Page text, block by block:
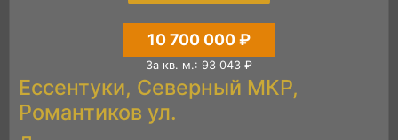
10 700 000 ₽
За кв. м.: 93 043 ₽
Ессентуки, Северный МКР,
Романтиков ул.